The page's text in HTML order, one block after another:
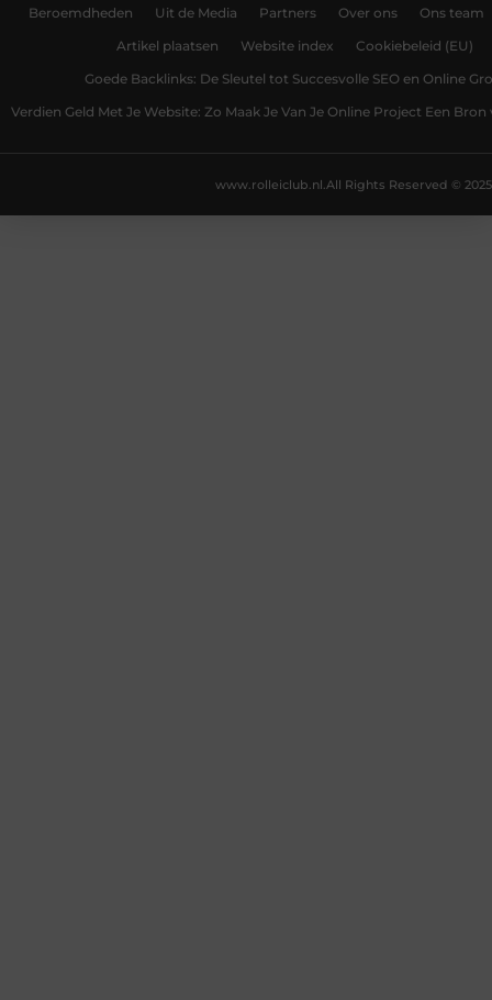
Beroemdheden Uit de Media Partners Over ons Ons team
Artikel plaatsen Website index Cookiebeleid (EU)
Goede Backlinks: De Sleutel tot Succesvolle SEO en Online
Verdien Geld Met Je Website: Zo Maak Je Van Je Online Project Een
All Rights Reserved © 2025
www.rolleiclub.nl.